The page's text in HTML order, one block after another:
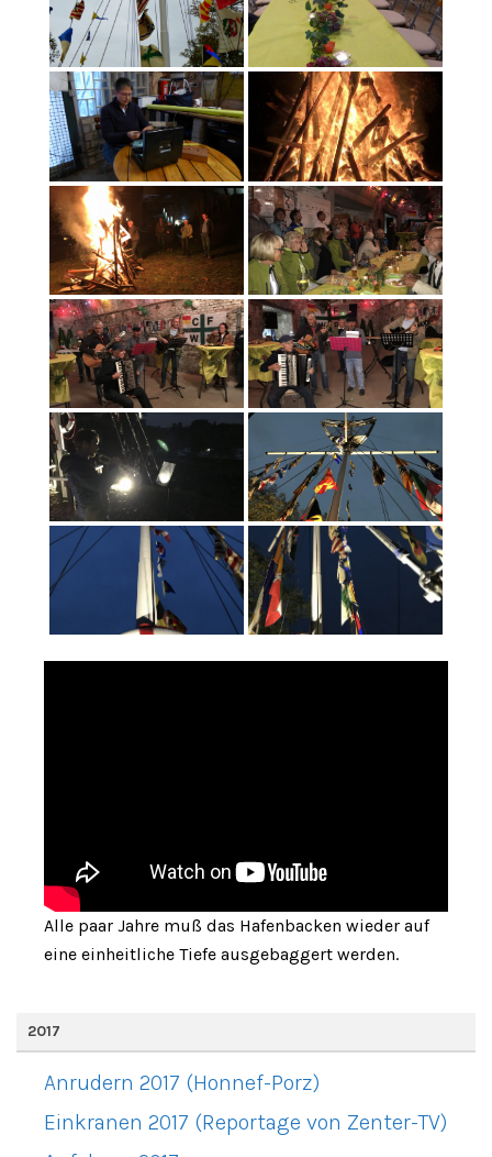
Alle paar Jahre muß das Hafenbacken wieder auf
eine einheitliche Tiefe ausgebaggert werden.
2017
Anrudern 2017 (Honnef-Porz)
Einkranen 2017 (Reportage von Zenter-TV)